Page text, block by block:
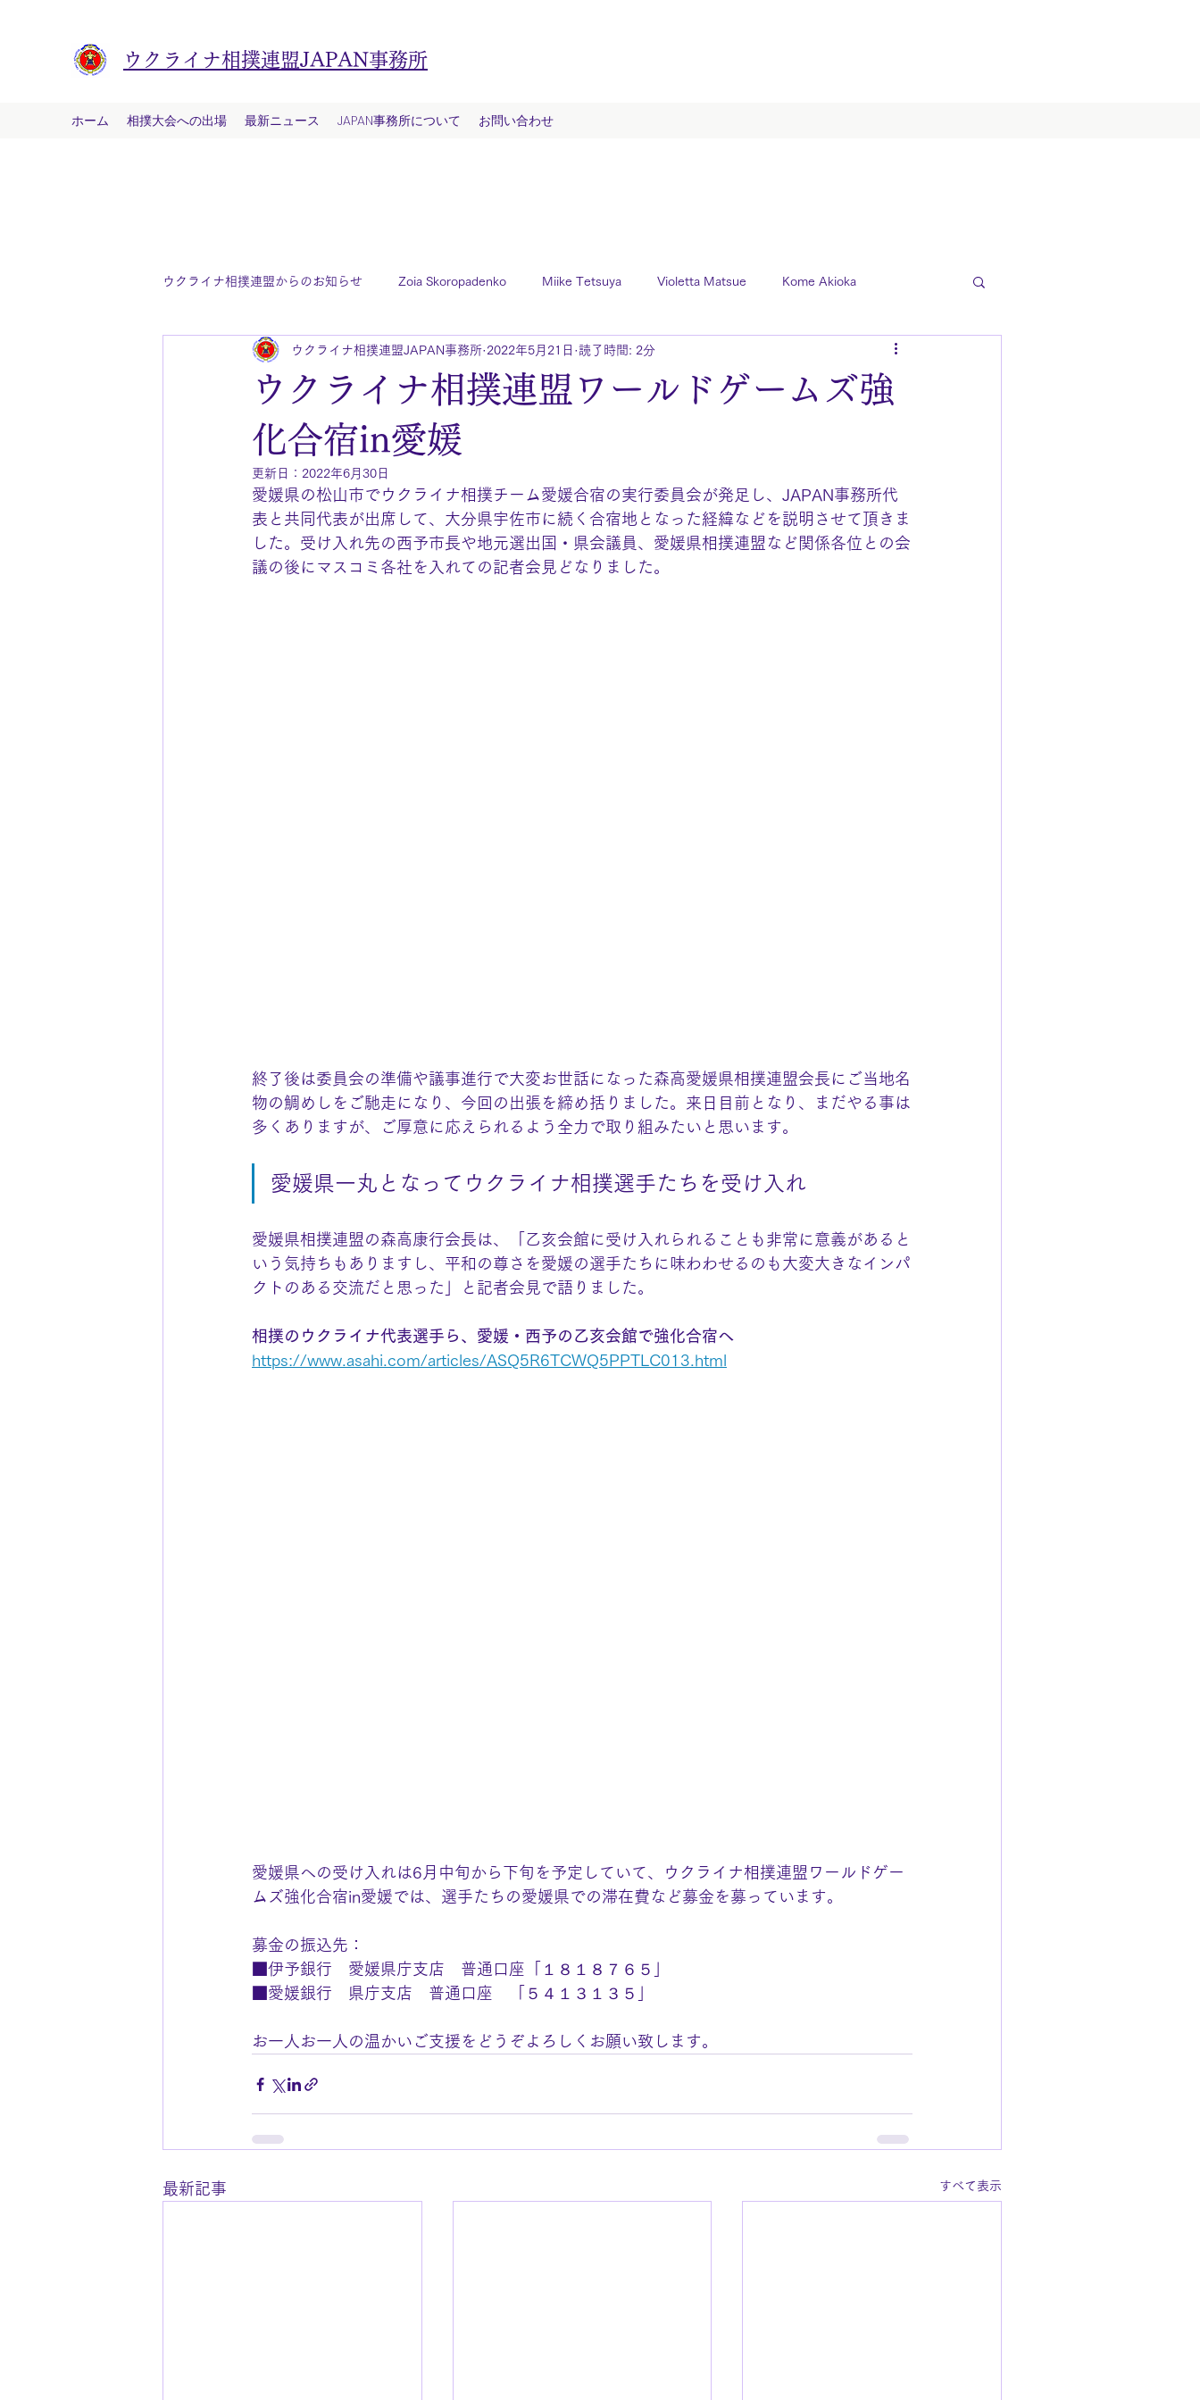
ウクライナ相撲連盟JAPAN事務所
ホーム 相撲大会への出場 最新ニュース JAPAN事務所について お問い合わせ
ウクライナ相撲連盟からのお知らせ Zoia Skoropadenko Miike Tetsuya Violetta Matsue Kome Akioka
ウクライナ相撲連盟ワールドゲームズ強
化合宿in愛媛
ウクライナ相撲連盟JAPAN事務所 2022年5月21日 読了時間: 2分
更新日： 2022年6月30日
愛媛県の松山市でウクライナ相撲チーム愛媛合宿の実行委員会が発足し、JAPAN事務所代
表と共同代表が出席して、大分県宇佐市に続く合宿地となった経緯などを説明させて頂きま
した。受け入れ先の西予市長や地元選出国・県会議員、愛媛県相撲連盟など関係各位との会
議の後にマスコミ各社を入れての記者会見どなりました。
終了後は委員会の準備や議事進行で大変お世話になった森高愛媛県相撲連盟会長にご当地名
物の鯛めしをご馳走になり、今回の出張を締め括りました。来日目前となり、まだやる事は
多くありますが、ご厚意に応えられるよう全力で取り組みたいと思います。
愛媛県一丸となってウクライナ相撲選手たちを受け入れ
愛媛県相撲連盟の森高康行会長は、「乙亥会館に受け入れられることも非常に意義があると
いう気持ちもありますし、平和の尊さを愛媛の選手たちに味わわせるのも大変大きなインパ
クトのある交流だと思った」と記者会見で語りました。
相撲のウクライナ代表選手ら、愛媛・西予の乙亥会館で強化合宿へ
https://www.asahi.com/articles/ASQ5R6TCWQ5PPTLC013.html
愛媛県への受け入れは6月中旬から下旬を予定していて、ウクライナ相撲連盟ワールドゲー
ムズ強化合宿in愛媛では、選手たちの愛媛県での滞在費など募金を募っています。
募金の振込先：
■伊予銀行　愛媛県庁支店　普通口座「１８１８７６５」
■愛媛銀行　県庁支店　普通口座　「５４１３１３５」
お一人お一人の温かいご支援をどうぞよろしくお願い致します。
最新記事 すべて表示